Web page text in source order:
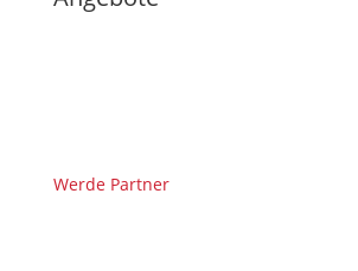
Werde Partner